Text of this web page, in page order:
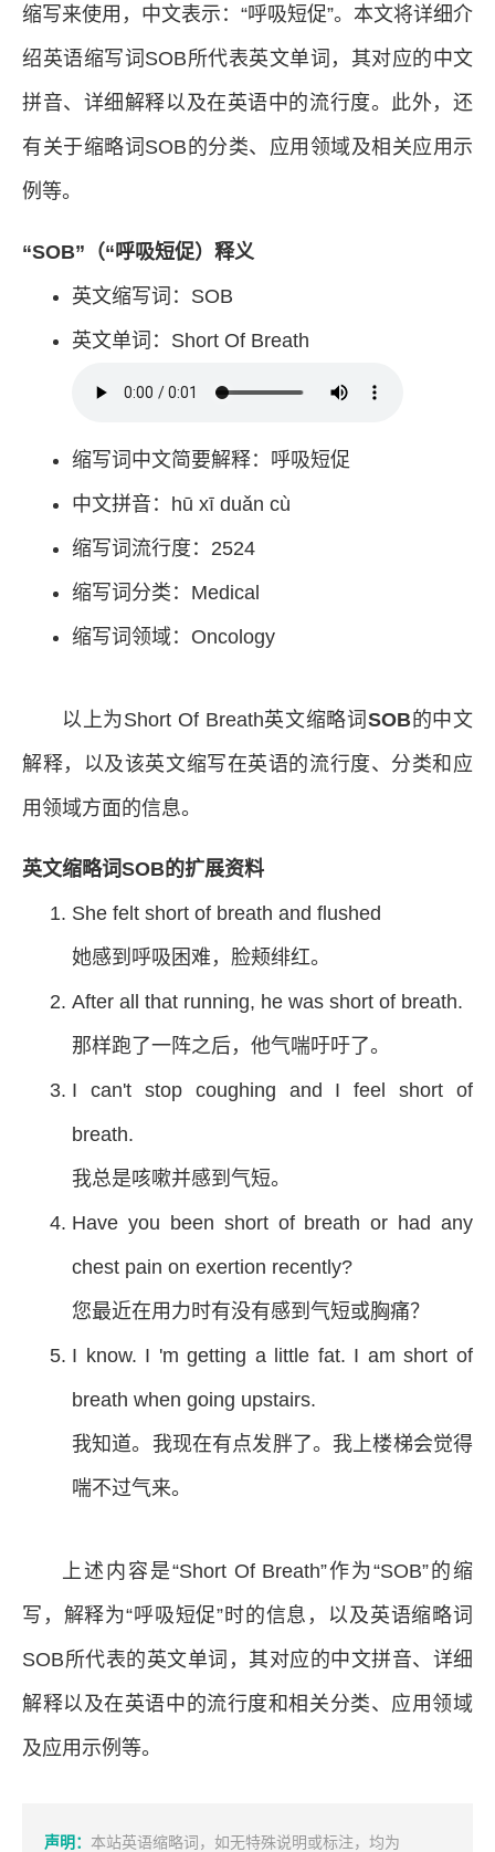
缩写来使用，中文表示：“呼吸短促”。本文将详细介
绍英语缩写词SOB所代表英文单词，其对应的中文
拼音、详细解释以及在英语中的流行度。此外，还
有关于缩略词SOB的分类、应用领域及相关应用示
例等。
“SOB”（“呼吸短促）释义
英文缩写词：SOB
英文单词：Short Of Breath
缩写词中文简要解释：呼吸短促
中文拼音：hū xī duǎn cù
缩写词流行度：2524
缩写词分类：Medical
缩写词领域：Oncology
以上为Short Of Breath英文缩略词 SOB的中文
解释，以及该英文缩写在英语的流行度、分类和应
用领域方面的信息。
英文缩略词SOB的扩展资料
She felt short of breath and flushed
她感到呼吸困难，脸颊绯红。
After all that running, he was short of breath.
那样跑了一阵之后，他气喘吁吁了。
I can't stop coughing and I feel short of
breath.
我总是咳嗽并感到气短。
Have you been short of breath or had any
chest pain on exertion recently?
您最近在用力时有没有感到气短或胸痛？
I know. I 'm getting a little fat. I am short of
breath when going upstairs.
我知道。我现在有点发胖了。我上楼梯会觉得
喘不过气来。
上述内容是“Short Of Breath”作为“SOB”的缩
写，解释为“呼吸短促”时的信息，以及英语缩略词
SOB所代表的英文单词，其对应的中文拼音、详细
解释以及在英语中的流行度和相关分类、应用领域
及应用示例等。
声明： 本站英语缩略词，如无特殊说明或标注，均为